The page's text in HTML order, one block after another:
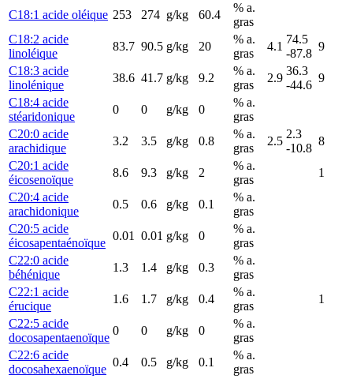
C18:1 acide oléique 253 274 g/kg 60.4
% a.
gras
C18:2 acide
linoléique
83.7 90.5 g/kg 20
% a.
gras
4.1
74.5
-87.8
9
C18:3 acide
linolénique
38.6 41.7 g/kg 9.2
% a.
gras
2.9
36.3
-44.6
9
C18:4 acide
stéaridonique
0 0 g/kg 0
% a.
gras
C20:0 acide
arachidique
3.2 3.5 g/kg 0.8
% a.
gras
2.5
2.3
-10.8
8
C20:1 acide
éicosenoïque
8.6 9.3 g/kg 2
% a.
gras
1
C20:4 acide
arachidonique
0.5 0.6 g/kg 0.1
% a.
gras
C20:5 acide
éicosapentaénoïque
0.01 0.01 g/kg 0
% a.
gras
C22:0 acide
béhénique
1.3 1.4 g/kg 0.3
% a.
gras
C22:1 acide
érucique
1.6 1.7 g/kg 0.4
% a.
gras
1
C22:5 acide
docosapentaenoïque
0 0 g/kg 0
% a.
gras
C22:6 acide
docosahexaenoïque
0.4 0.5 g/kg 0.1
% a.
gras